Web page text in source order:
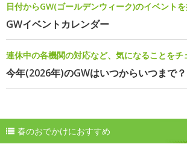
日付からGW(ゴールデンウィーク)のイベント
GWイベントカレンダー
連休中の各機関の対応など、気になることをチ
今年(2026年)のGWはいつからいつまで？
春のおでかけにおすすめ